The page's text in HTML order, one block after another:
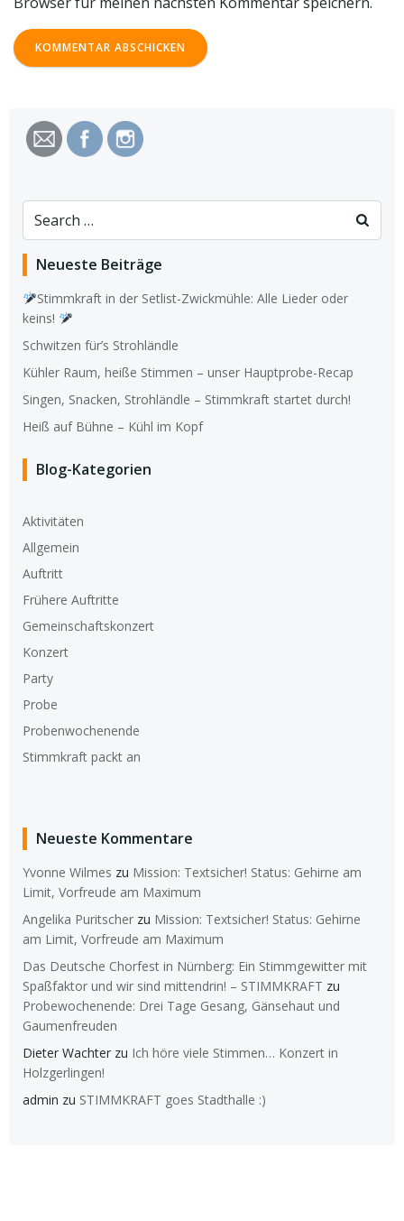
Search
for:
Neueste Beiträge
Stimmkraft in der Setlist-Zwickmühle: Alle Lieder oder
keins!
Schwitzen für’s Strohländle
Kühler Raum, heiße Stimmen – unser Hauptprobe-Recap
Singen, Snacken, Strohländle – Stimmkraft startet durch!
Heiß auf Bühne – Kühl im Kopf
Blog-Kategorien
Aktivitäten
Allgemein
Auftritt
Frühere Auftritte
Gemeinschaftskonzert
Konzert
Party
Probe
Probenwochenende
Stimmkraft packt an
Neueste Kommentare
Yvonne Wilmes zu Mission: Textsicher! Status: Gehirne am
Limit, Vorfreude am Maximum
Angelika Puritscher zu Mission: Textsicher! Status: Gehirne
am Limit, Vorfreude am Maximum
Das Deutsche Chorfest in Nürnberg: Ein Stimmgewitter mit
Spaßfaktor und wir sind mittendrin! – STIMMKRAFT zu
Probewochenende: Drei Tage Gesang, Gänsehaut und
Gaumenfreuden
Dieter Wachter zu Ich höre viele Stimmen… Konzert in
Holzgerlingen!
admin zu STIMMKRAFT goes Stadthalle :)